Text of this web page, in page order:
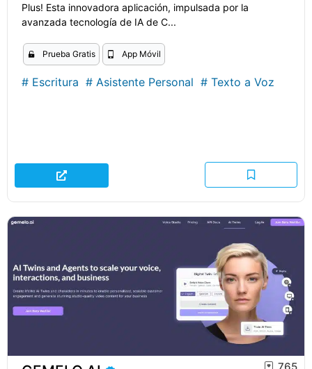
Plus! Esta innovadora aplicación, impulsada por la
avanzada tecnología de IA de C...
Prueba Gratis App Móvil
# Escritura # Asistente Personal # Texto a Voz